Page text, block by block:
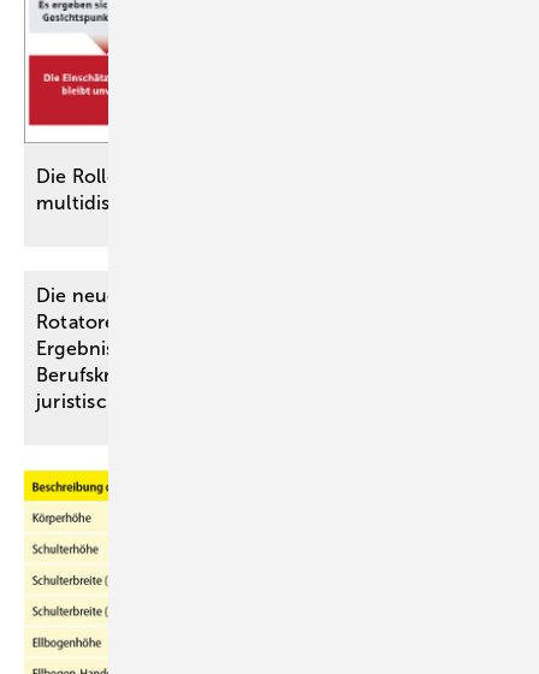
Die Rolle des Hauptgutachters bei
multidisziplinären
Die neue BK Nr. 2117 – Läsion der
Rotatorenmanschette – und der Vorrang der
Ergebnisse des Ärztlichen Sachverständigenbeirats
Berufskrankheiten (neuer § 1 Abs. 2 BKV) aus
juristischer